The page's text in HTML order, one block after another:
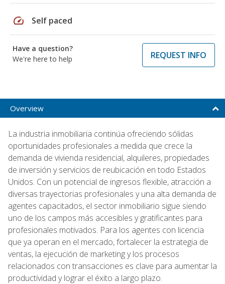
speed Self paced
Have a question?
We're here to help
REQUEST INFO
Overview
La industria inmobiliaria continúa ofreciendo sólidas
oportunidades profesionales a medida que crece la
demanda de vivienda residencial, alquileres, propiedades
de inversión y servicios de reubicación en todo Estados
Unidos. Con un potencial de ingresos flexible, atracción a
diversas trayectorias profesionales y una alta demanda de
agentes capacitados, el sector inmobiliario sigue siendo
uno de los campos más accesibles y gratificantes para
profesionales motivados. Para los agentes con licencia
que ya operan en el mercado, fortalecer la estrategia de
ventas, la ejecución de marketing y los procesos
relacionados con transacciones es clave para aumentar la
productividad y lograr el éxito a largo plazo.